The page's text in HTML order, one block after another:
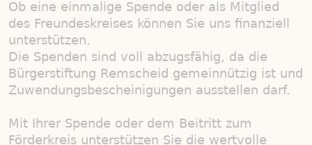
Ob eine einmalige Spende oder als Mitglied
des Freundeskreises können Sie uns finanziell
unterstützen.
Die Spenden sind voll abzugsfähig, da die
Bürgerstiftung Remscheid gemeinnützig ist und
Zuwendungsbescheinigungen ausstellen darf.
Mit Ihrer Spende oder dem Beitritt zum
Förderkreis unterstützen Sie die wertvolle